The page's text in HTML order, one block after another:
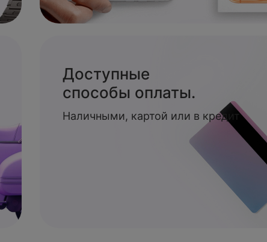
Доступные
способы оплаты.
Наличными, картой или в кредит